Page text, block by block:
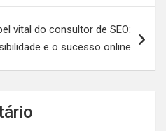
vital do consultor de SEO:
e o sucesso online